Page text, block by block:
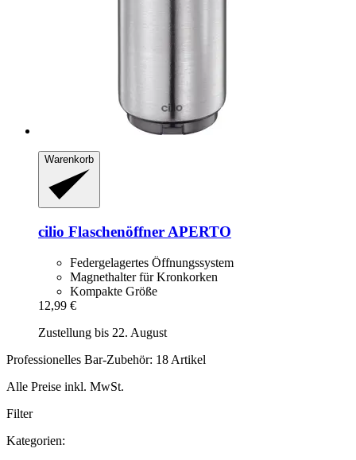
Warenkorb
cilio Flaschenöffner APERTO
Federgelagertes Öffnungssystem
Magnethalter für Kronkorken
Kompakte Größe
12,99 €
Zustellung bis 22. August
Professionelles Bar-Zubehör: 18 Artikel
Alle Preise inkl. MwSt.
Filter
Kategorien: